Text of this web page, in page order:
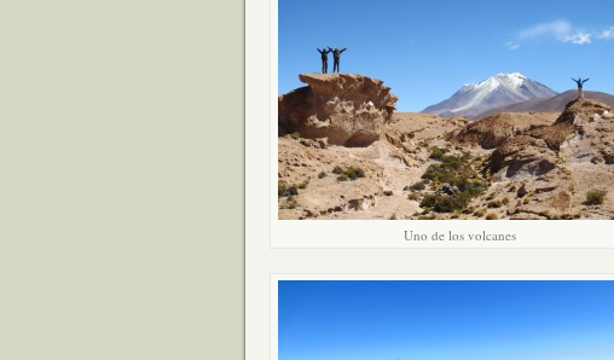
Uno de los volcanes